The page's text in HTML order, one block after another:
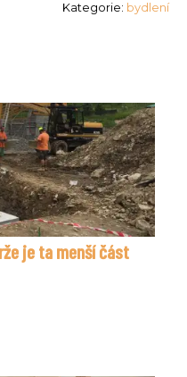
Kategorie: bydlení
je ta menší část